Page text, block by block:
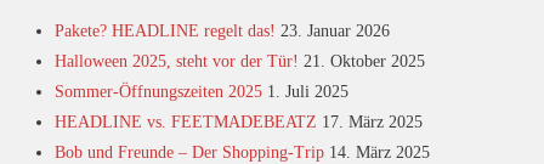
Pakete? HEADLINE regelt das! 23. Januar 2026
Halloween 2025, steht vor der Tür! 21. Oktober 2025
Sommer-Öffnungszeiten 2025 1. Juli 2025
HEADLINE vs. FEETMADEBEATZ 17. März 2025
Bob und Freunde – Der Shopping-Trip 14. März 2025